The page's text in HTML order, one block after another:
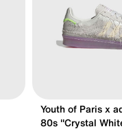
Youth of Paris x
80s "Crystal